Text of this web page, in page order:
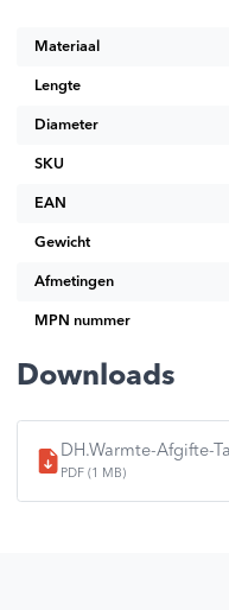
Materiaal
Lengte
Diameter
SKU
EAN
Gewicht
Afmetingen
MPN nummer
Downloads
DH.Warmte-Afgifte-
PDF (1 MB)